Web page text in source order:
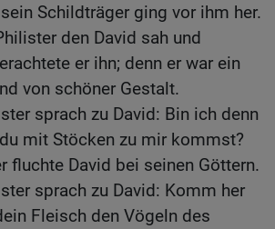
Schildträger ging vor ihm her.
den David sah und
er ihn; denn er war ein
von schöner Gestalt.
sprach zu David: Bin ich denn
mit Stöcken zu mir kommst?
fluchte David bei seinen Göttern.
sprach zu David: Komm her
Fleisch den Vögeln des